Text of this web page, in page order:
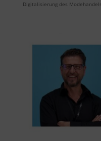
Digitalisierung des